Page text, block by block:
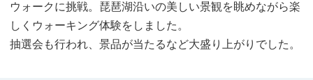
ウォークに挑戦。琵琶湖沿いの美しい景観を眺めながら楽
しくウォーキング体験をしました。
抽選会も行われ、景品が当たるなど大盛り上がりでした。